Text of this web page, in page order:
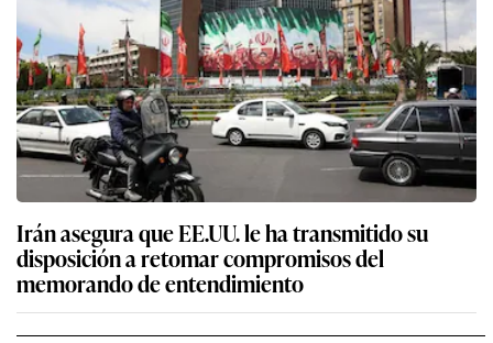
Irán asegura que EE.UU. le ha transmitido su
disposición a retomar compromisos del
memorando de entendimiento